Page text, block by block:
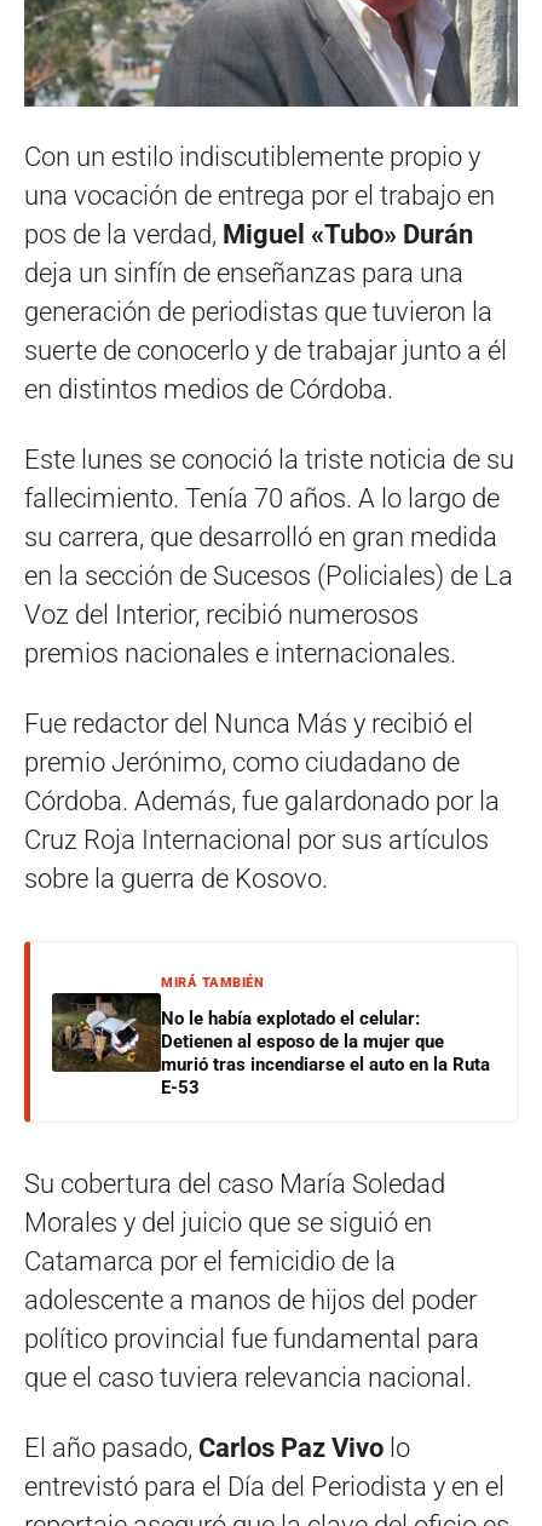
Con un estilo indiscutiblemente propio y
una vocación de entrega por el trabajo en
pos de la verdad, Miguel «Tubo» Durán
deja un sinfín de enseñanzas para una
generación de periodistas que tuvieron la
suerte de conocerlo y de trabajar junto a él
en distintos medios de Córdoba.
Este lunes se conoció la triste noticia de su
fallecimiento. Tenía 70 años. A lo largo de
su carrera, que desarrolló en gran medida
en la sección de Sucesos (Policiales) de La
Voz del Interior, recibió numerosos
premios nacionales e internacionales.
Fue redactor del Nunca Más y recibió el
premio Jerónimo, como ciudadano de
Córdoba. Además, fue galardonado por la
Cruz Roja Internacional por sus artículos
sobre la guerra de Kosovo.
MIRÁ TAMBIÉN
No le había explotado el celular:
Detienen al esposo de la mujer que
murió tras incendiarse el auto en la Ruta
E-53
Su cobertura del caso María Soledad
Morales y del juicio que se siguió en
Catamarca por el femicidio de la
adolescente a manos de hijos del poder
político provincial fue fundamental para
que el caso tuviera relevancia nacional.
El año pasado, Carlos Paz Vivo lo
entrevistó para el Día del Periodista y en el